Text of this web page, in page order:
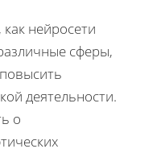
нейросети
сферы,
деятельности.
о